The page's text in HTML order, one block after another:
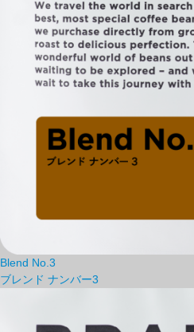
Blend No.3
ブレンド ナンバー3